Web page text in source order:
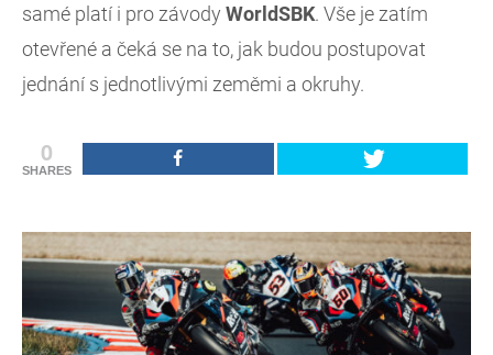
samé platí i pro závody WorldSBK. Vše je zatím
otevřené a čeká se na to, jak budou postupovat
jednání s jednotlivými zeměmi a okruhy.
0
SHARES